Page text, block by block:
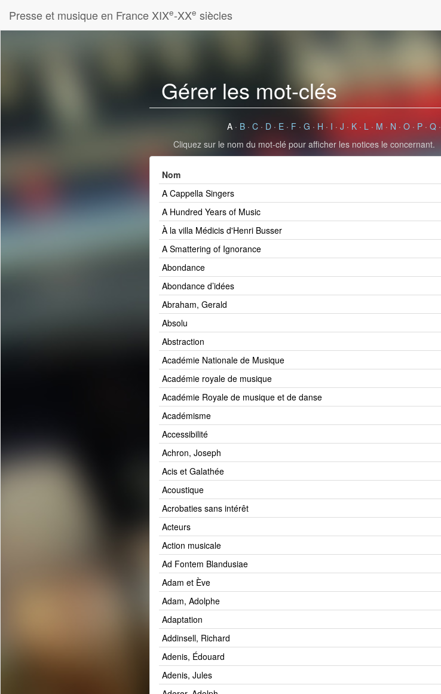
Presse et musique en France XIXe-XXe siècles
Gérer les mot-clés
A· B· C· D· E· F · G · H · I · J · K· L· M · N · O· P· Q·
Cliquez sur le nom du mot-clé pour afficher les notices le concernant.
Nom
A Cappella Singers
A Hundred Years of Music
À la villa Médicis d'Henri Busser
A Smattering of Ignorance
Abondance
Abondance d’idées
Abraham, Gerald
Absolu
Abstraction
Académie Nationale de Musique
Académie royale de musique
Académie Royale de musique et de danse
Académisme
Accessibilité
Achron, Joseph
Acis et Galathée
Acoustique
Acrobaties sans intérêt
Acteurs
Action musicale
Ad Fontem Blandusiae
Adam et Ève
Adam, Adolphe
Adaptation
Addinsell, Richard
Adenis, Édouard
Adenis, Jules